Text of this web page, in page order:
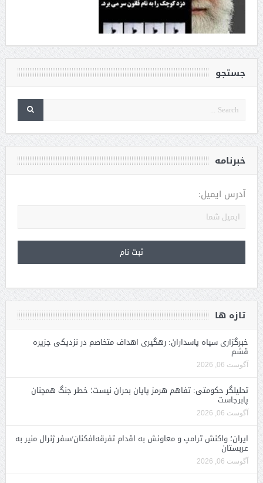
جستجو
خبرنامه
آدرس ایمیل:
تازه ها
خبرگزاری سپاه پاسداران: رهگیری اهداف متخاصم در نزدیکی جزیره
قشم
آگوست 06, 2026
تحلیلگر حکومتی: تفاهم هرمز پایان بحران نیست؛ خطر جنگ همچنان
پابرجاست
آگوست 06, 2026
ایران؛ واکنش ترامپ و معاونش به اقدام تفرقه‌افکنان/سفر ژنرال منیر به
عربستان
آگوست 06, 2026